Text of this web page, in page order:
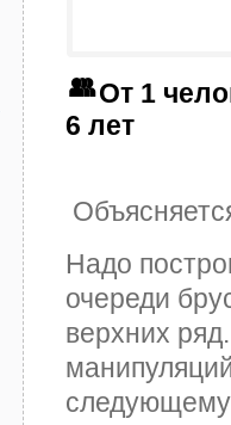
От 1
6 лет
Надо
очереди
верхних